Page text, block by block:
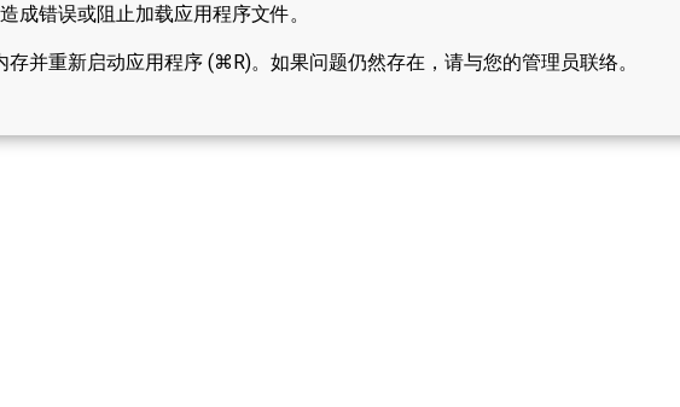
成错误或阻止加载应用程序文件。
存并重新启动应用程序 (⌘R)。如果问题仍然存在，请与您的管理员联络。